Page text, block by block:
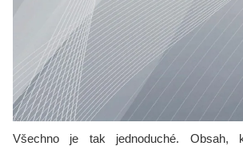
Všechno je tak jednoduché. Obsah,